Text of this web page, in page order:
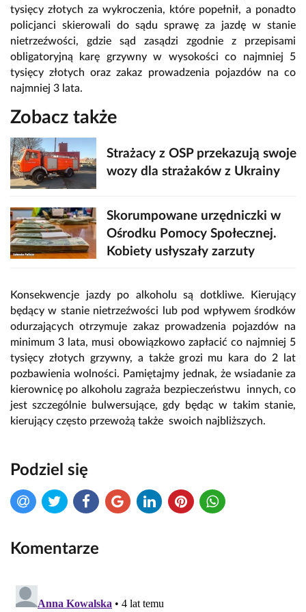
tysięcy złotych za wykroczenia, które popełnił, a ponadto
policjanci skierowali do sądu sprawę za jazdę w stanie
nietrzeźwości, gdzie sąd zasądzi zgodnie z przepisami
obligatoryjną karę grzywny w wysokości co najmniej 5
tysięcy złotych oraz zakaz prowadzenia pojazdów na co
najmniej 3 lata.
Zobacz także
Strażacy z OSP przekazują swoje
wozy dla strażaków z Ukrainy
Skorumpowane urzędniczki w
Ośrodku Pomocy Społecznej.
Kobiety usłyszały zarzuty
Konsekwencje jazdy po alkoholu są dotkliwe. Kierujący
będący w stanie nietrzeźwości lub pod wpływem środków
odurzających otrzymuje zakaz prowadzenia pojazdów na
minimum 3 lata, musi obowiązkowo zapłacić co najmniej 5
tysięcy złotych grzywny, a także grozi mu kara do 2 lat
pozbawienia wolności. Pamiętajmy jednak, że wsiadanie za
kierownicę po alkoholu zagraża bezpieczeństwu innych, co
jest szczególnie bulwersujące, gdy będąc w takim stanie,
kierujący często przewożą także swoich najbliższych.
Podziel się
Komentarze